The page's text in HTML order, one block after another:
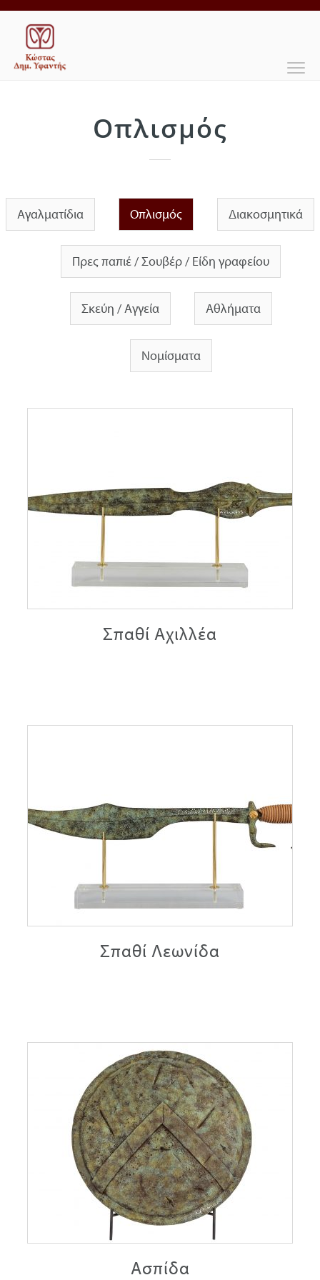
Οπλισμός
Αγαλματίδια Οπλισμός Διακοσμητικά
Πρες παπιέ / Σουβέρ / Είδη γραφείου
Σκεύη / Αγγεία Αθλήματα
Νομίσματα
Σπαθί Αχιλλέα
Σπαθί Λεωνίδα
Ασπίδα